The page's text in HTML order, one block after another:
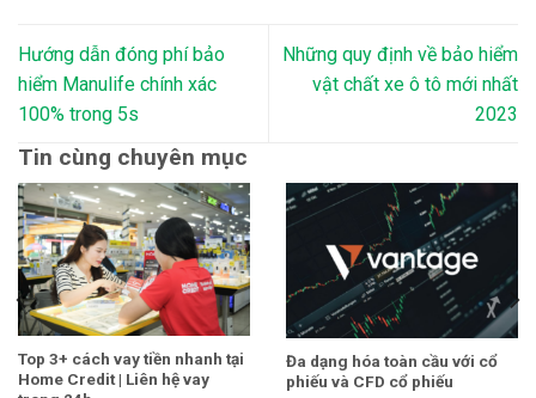
Hướng dẫn đóng phí bảo
hiểm Manulife chính xác
100% trong 5s
Những quy định về bảo hiểm
vật chất xe ô tô mới nhất
2023
Tin cùng chuyên mục
Top 3+ cách vay tiền nhanh tại
Home Credit | Liên hệ vay
Đa dạng hóa toàn cầu với cổ
phiếu và CFD cổ phiếu